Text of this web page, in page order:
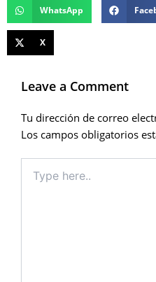
WhatsApp
X
Leave a Comment
Tu dirección de correo
Los campos obligatorios
here..